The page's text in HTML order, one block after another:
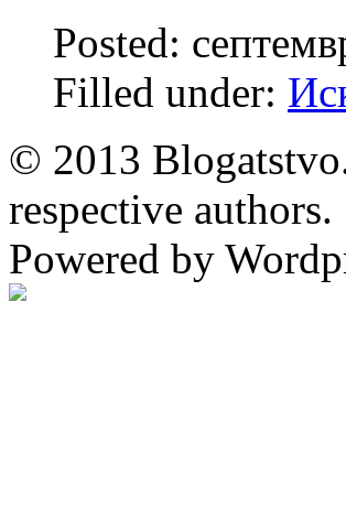
Posted:
Filled under:
© 2013
respective authors.
Powered by